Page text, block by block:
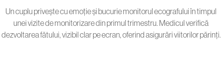
Un cuplu privește cu emoție și bucurie monitorul ecografului în timpul
unei vizite de monitorizare din primul trimestru. Medicul verifică
dezvoltarea fătului, vizibil clar pe ecran, oferind asigurări viitorilor părinți.